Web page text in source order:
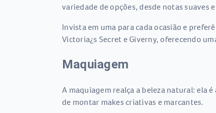
variedade de opções, desde notas suaves
Invista em uma para cada ocasião e
Victoria¿s Secret e Giverny, oferecendo
Maquiagem
A maquiagem realça a beleza natural: ela
de montar makes criativas e marcantes.